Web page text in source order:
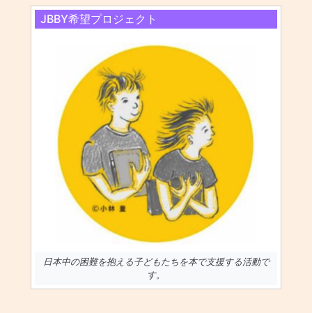
JBBY希望プロジェクト
日本中の困難を抱える子どもたちを本で支援する活動で
す。